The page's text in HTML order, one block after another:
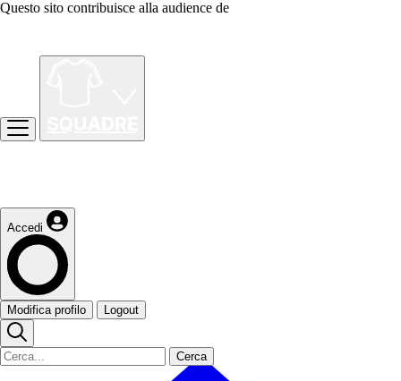
Questo sito contribuisce alla audience de
Accedi
Modifica profilo Logout
Cerca